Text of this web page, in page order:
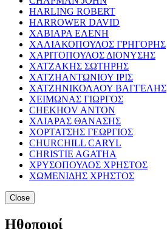
HARLING ROBERT
HARROWER DAVID
ΧΑΒΙΑΡΑ ΕΛΕΝΗ
ΧΑΛΙΑΚΟΠΟΥΛΟΣ ΓΡΗΓΟΡΗΣ
ΧΑΡΙΤΟΠΟΥΛΟΣ ΔΙΟΝΥΣΗΣ
ΧΑΤΖΑΚΗΣ ΣΩΤΗΡΗΣ
ΧΑΤΖΗΑΝΤΩΝΙΟΥ ΙΡΙΣ
ΧΑΤΖΗΝΙΚΟΛΑΟΥ ΒΑΓΓΕΛΗΣ
ΧΕΙΜΩΝΑΣ ΓΙΩΡΓΟΣ
CHEKHOV ANTON
ΧΛΙΑΡΑΣ ΘΑΝΑΣΗΣ
ΧΟΡΤΑΤΣΗΣ ΓΕΩΡΓΙΟΣ
CHURCHILL CARYL
CHRISTIE AGATHA
ΧΡΥΣΟΠΟΥΛΟΣ ΧΡΗΣΤΟΣ
ΧΩΜΕΝΙΔΗΣ ΧΡΗΣΤΟΣ
Close
Ηθοποιοί